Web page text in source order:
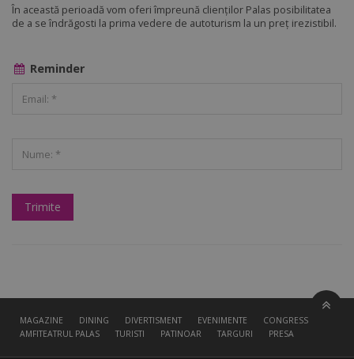
În această perioadă vom oferi împreună clienților Palas posibilitatea
de a se îndrăgosti la prima vedere de autoturism la un preț irezistibil.
Reminder
MAGAZINE DINING DIVERTISMENT EVENIMENTE
CONGRESS HALL
AMFITEATRUL PALAS
TURISTI PATINOAR TARGURI PRESA